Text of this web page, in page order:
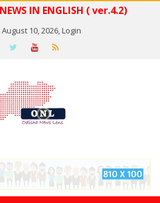
NEWS IN ENGLISH ( ver.4.2)
10, 2026,Login